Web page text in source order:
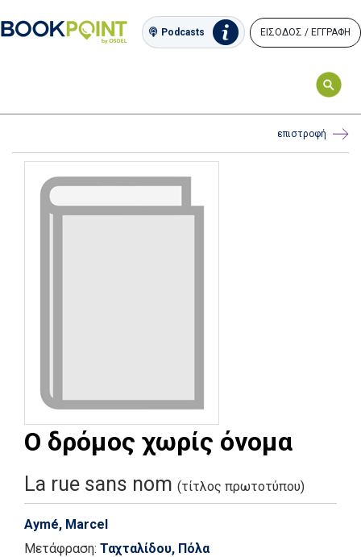
Podcasts ΕΙΣΟΔΟΣ / ΕΓΓΡΑΦΗ
επιστροφή
Ο δρόμος χωρίς όνομα
La rue sans nom (τίτλος πρωτοτύπου)
Aymé, Marcel
Μετάφραση: Ταχταλίδου, Πόλα